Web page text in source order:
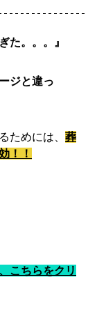
た。。。』
ジと違っ
ためには、 葬
！！
こちらをクリ